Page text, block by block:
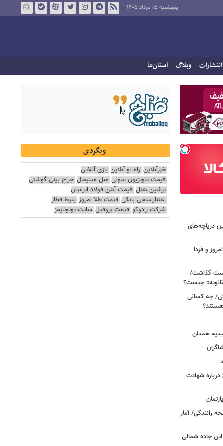
پنجشنبه ۱۵ مرداد ۱۴۰۵
انتشارات وبلاگ استان‌ها
بهترین دریاچه‌های
و فردا
روی دست گذاشت/
چیست؟
چه کسانی
هستند؟
همدان
شهادت
رانندگی/ آمار
جاده شمالی
وبگردی
خبرآنلاین راه نو آنلاین بازی آنلاین
قیمت تلویزیون سونی مبل مینیمال جراح بینی گوشتی
پرشین هتل قیمت آهن فولاد ایرانیان
اعتبارسنجی بانکی قیمت طلا امروز بلیط قطار
شرکت رادوکو قیمت پروفیل سایت یوتوتایمز